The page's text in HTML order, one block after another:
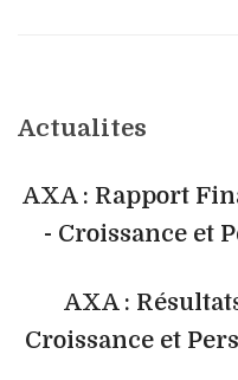
Actualites
AXA : Rapport
- Croissance et
AXA :
Croissance et